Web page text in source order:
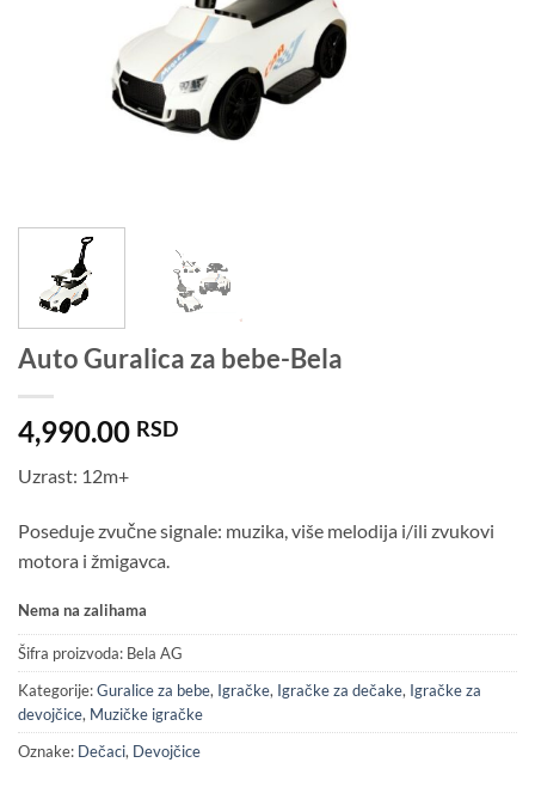
Auto Guralica za bebe-Bela
4,990.00 RSD
Uzrast: 12m+
Poseduje zvučne signale: muzika, više melodija i/ili zvukovi
motora i žmigavca.
Nema na zalihama
Šifra proizvoda: Bela AG
Kategorije:Guralice za bebe, Igračke, Igračke za dečake, Igračke za
devojčice, Muzičke igračke
Oznake: Dečaci, Devojčice